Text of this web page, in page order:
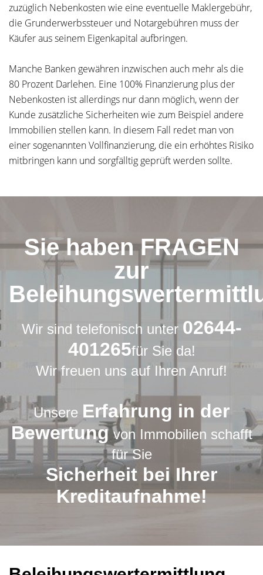
zuzüglich Nebenkosten wie eine eventuelle Maklergebühr,
die Grunderwerbssteuer und Notargebühren muss der
Käufer aus seinem Eigenkapital aufbringen.
Manche Banken gewähren inzwischen auch mehr als die
80 Prozent Darlehen. Eine 100% Finanzierung plus der
Nebenkosten ist allerdings nur dann möglich, wenn der
Kunde zusätzliche Sicherheiten wie zum Beispiel andere
Immobilien stellen kann. In diesem Fall redet man von
einer sogenannten Vollfinanzierung, die ein erhöhtes Risiko
mitbringen kann und sorgfälltig geprüft werden sollte.
Sie haben FRAGEN
zur
Wir sind telefonisch unter 02644-
401265für Sie da!
Wir freuen uns auf Ihren Anruf!
Unsere Erfahrung in der
Bewertungvon Immobilien schafft
für Sie
Sicherheit bei Ihrer
Kreditaufnahme!